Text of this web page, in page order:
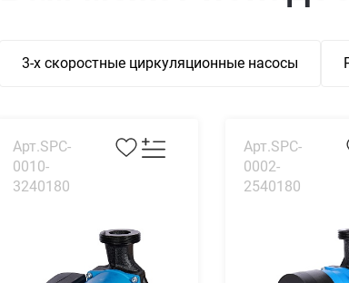
3-х скоростные циркуляционные насосы
Арт.SPC-
0010-
3240180
Арт.SPC-
0002-
2540180